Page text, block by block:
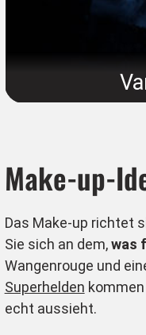
Make-up-
Das Make-up richtet
Sie sich an dem,was
Wangenrouge und
Superhelden
echt aussieht.